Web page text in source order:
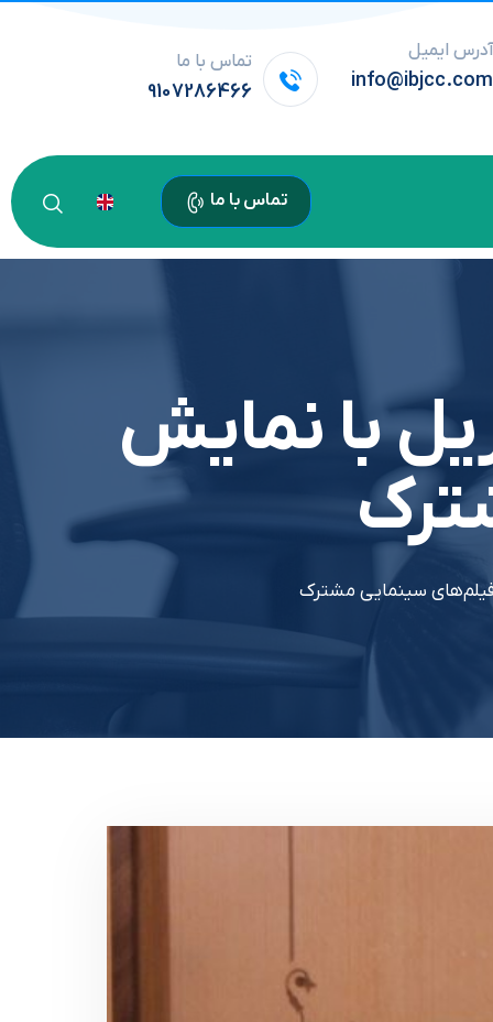
آدرس ایمیل
info@ibjcc.com
تماس با ما
9107286466
تماس با ما
با نمایش
فیلم‌های سینمایی مشترک